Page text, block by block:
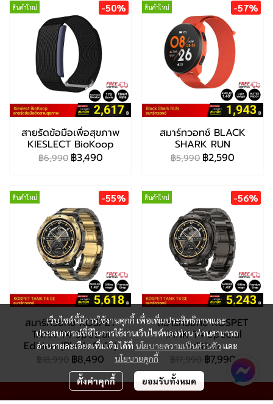
สินค้าใหม่ -50%
สายรัดข้อมือเพื่อสุขภาพ
KIESLECT BioKoop
฿6,990 ฿3,490
สินค้าใหม่ -57%
สมาร์ทวอทช์ BLACK
SHARK RUN
฿5,990 ฿2,590
สินค้าใหม่ -55%
สมาร์ทวอทช์ KOSPET
TANK T4 Special
Edition (Black Gold)
฿18,990 ฿8,490
สินค้าใหม่ -56%
สมาร์ทวอทช์ KOSPET
TANK T4 Special
Edition
฿17,990 ฿7,990
เว็บไซต์นี้มีการใช้งานคุกกี้ เพื่อเพิ่มประสิทธิภาพและ
ประสบการณ์ที่ดีในการใช้งานเว็บไซต์ของท่าน ท่านสามารถ
อ่านรายละเอียดเพิ่มเติมได้ที่ นโยบายความเป็นส่วนตัว และ
นโยบายคุกกี้
ตั้งค่าคุกกี้ ยอมรับทั้งหมด